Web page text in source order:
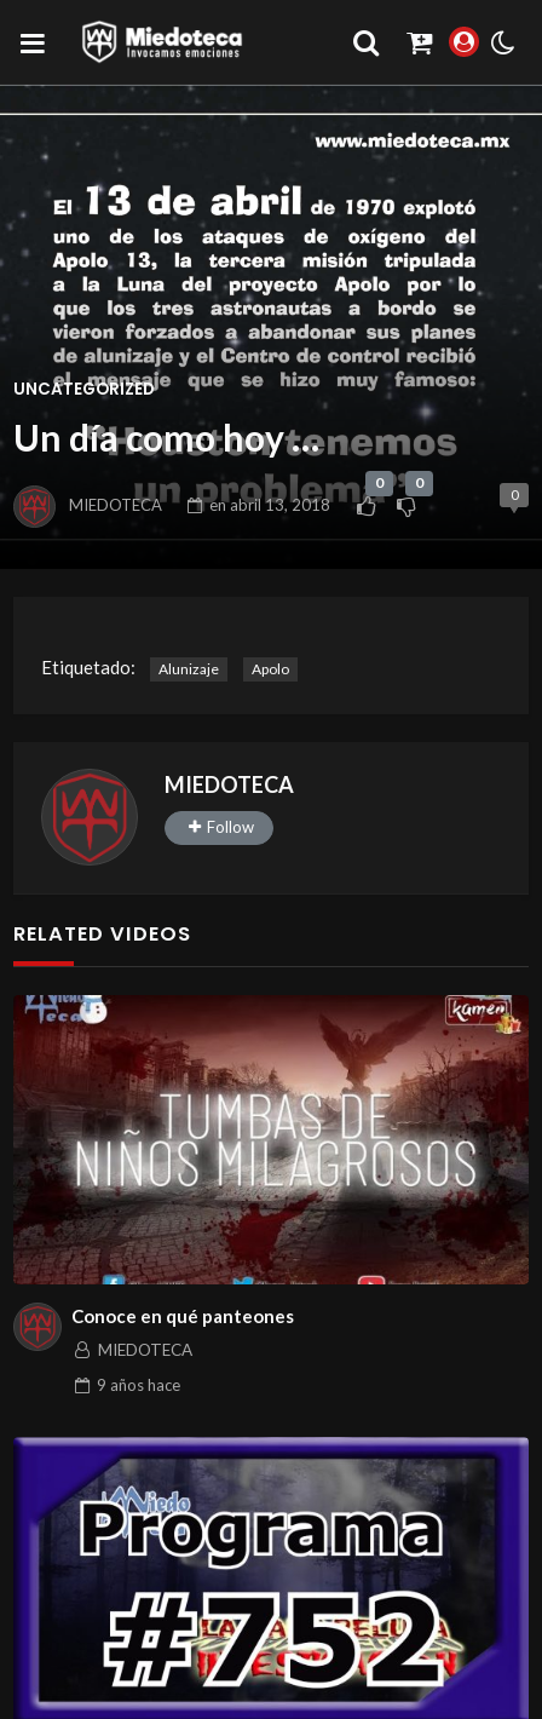
UNCATEGORIZED
Un día como hoy …
MIEDOTECA enabril 13, 2018
0 0
0
Etiquetado: Alunizaje Apolo
MIEDOTECA
Follow
RELATED VIDEOS
Conoce en qué panteones
MIEDOTECA
9 añoshace